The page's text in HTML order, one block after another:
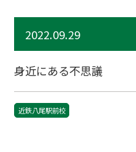
2022.09.29
身近にある不思議
近鉄八尾駅前校